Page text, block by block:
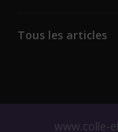
Tous les articles
www.colle-